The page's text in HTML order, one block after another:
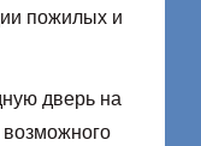
пожилых и
дверь на
возможного